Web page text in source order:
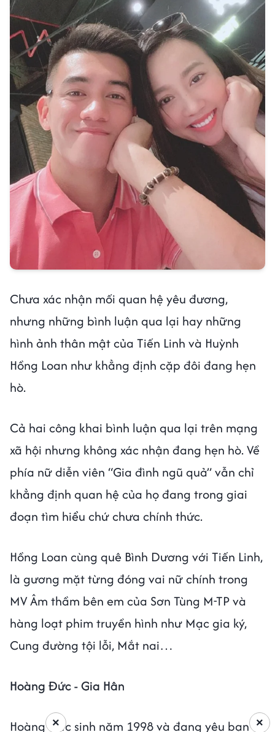
Chưa xác nhận mối quan hệ yêu đương,
nhưng những bình luận qua lại hay những
hình ảnh thân mật của Tiến Linh và Huỳnh
Hồng Loan như khẳng định cặp đôi đang hẹn
hò.
Cả hai công khai bình luận qua lại trên mạng
xã hội nhưng không xác nhận đang hẹn hò. Về
phía nữ diễn viên “Gia đình ngũ quả” vẫn chỉ
khẳng định quan hệ của họ đang trong giai
đoạn tìm hiểu chứ chưa chính thức.
Hồng Loan cùng quê Bình Dương với Tiến Linh,
là gương mặt từng đóng vai nữ chính trong
MV Âm thầm bên em của Sơn Tùng M-TP và
hàng loạt phim truyền hình như Mạc gia ký,
Cung đường tội lỗi, Mắt nai…
Hoàng Đức - Gia Hân
Hoàng Đức sinh năm 1998 và đang yêu bạn ×
×